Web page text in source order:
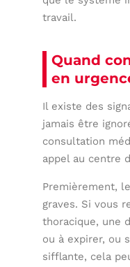
travail.
Quand
en
Il existe des
jamais être
consultation
appel au centre
Premièrement,
graves. Si vous
thoracique, une
ou à expirer, ou
sifflante, cela